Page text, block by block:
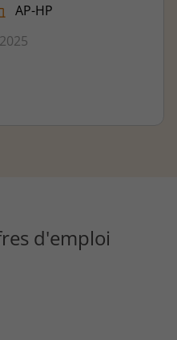
AP-HP
d'emploi